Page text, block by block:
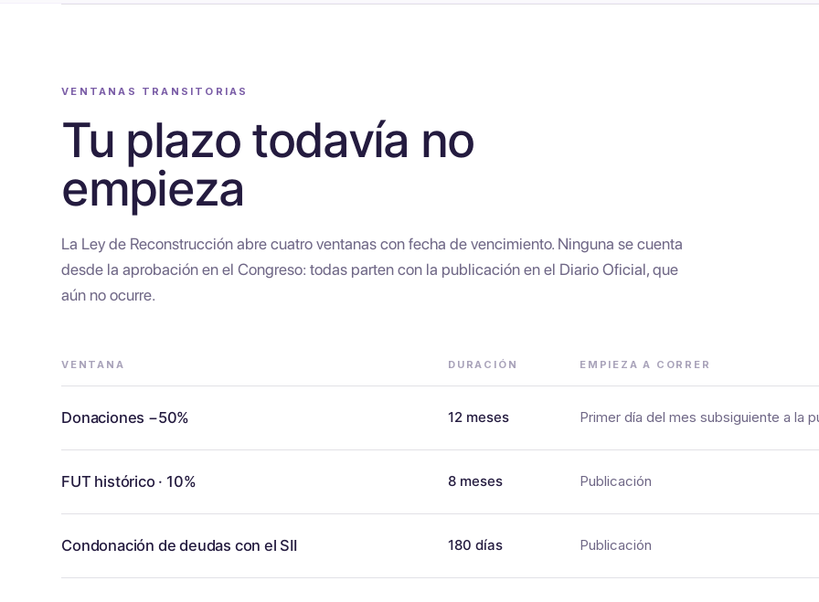
VENTANAS TRANSITORIAS
Tu plazo todavía no
empieza
La Ley de Reconstrucción abre cuatro ventanas con fecha de vencimiento. Ninguna se cuenta
desde la aprobación en el Congreso: todas parten con la publicación en el Diario Oficial, que
aún no ocurre.
VENTANA DURACIÓN EMPIEZA A CORRER
Donaciones −50% 12 meses Primer día del mes subsiguiente a la
FUT histórico · 10% 8 meses Publicación
Condonación de deudas con el SII 180 días Publicación